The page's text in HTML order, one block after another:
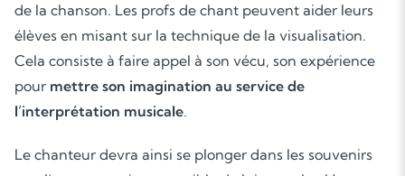
de la chanson. Les profs de chant peuvent aider leurs
élèves en misant sur la technique de la visualisation.
Cela consiste à faire appel à son vécu, son expérience
pour mettre son imagination au service de
l’interprétation musicale.
Le chanteur devra ainsi se plonger dans les souvenirs